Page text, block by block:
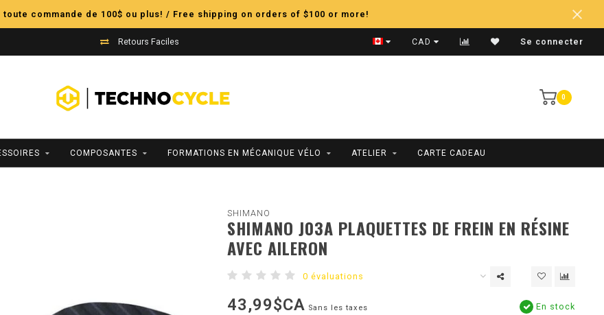
toute commande de 100$ ou plus! / Free shipping on orders of $100 or more!
Retours Faciles Expédition Rapide
CAD Se connecter
0
COMPOSANTES FORMATIONS EN MÉCANIQUE VÉLO ATELIER CARTE CADEAU
SHIMANO
SHIMANO J03A PLAQUETTES DE FREIN EN RÉSINE
AVEC AILERON
0 évaluations
43,99$CA Sans les taxes En stock